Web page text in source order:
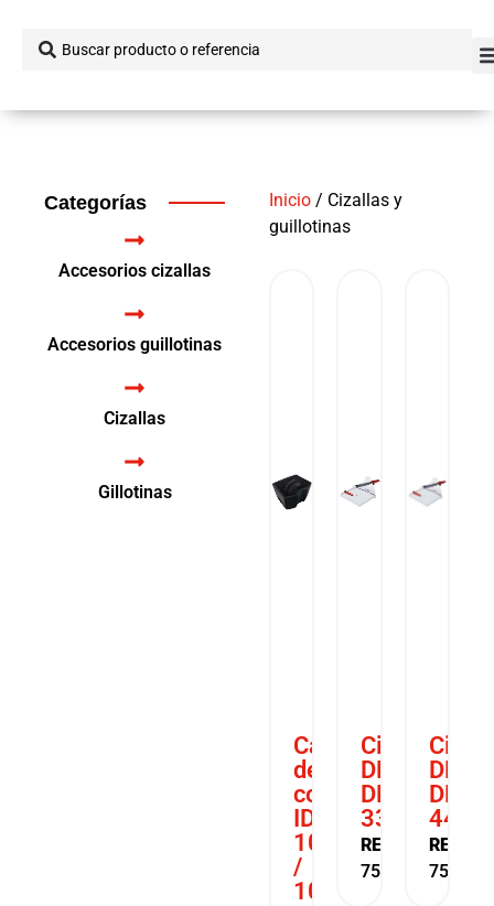
Categorías
Accesorios cizallas
Accesorios guillotinas
Cizallas
Gillotinas
Inicio / Cizallas y
guillotinas
Cabezal
de
corte
IDEAL
1030
/
1031
Cizalla
DHP
DP
335
REF:
7500007
DHP
DP
440
REF: